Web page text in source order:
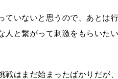
ていないと思うので、あと
人と繋がって刺激をもらいた
戦はまだ始まったばかりだが